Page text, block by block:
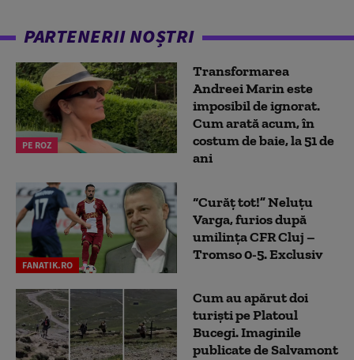
PARTENERII NOȘTRI
PE ROZ
Transformarea
Andreei Marin este
imposibil de ignorat.
Cum arată acum, în
costum de baie, la 51 de
ani
FANATIK.RO
“Curăț tot!” Neluțu
Varga, furios după
umilința CFR Cluj –
Tromso 0-5. Exclusiv
Cum au apărut doi
turiști pe Platoul
Bucegi. Imaginile
publicate de Salvamont